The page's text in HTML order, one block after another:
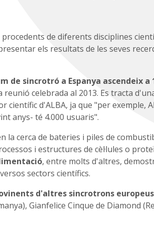
de diferents disciplines
els resultats de les seves
sincrotró a Espanya ascendeix a
celebrada al 2013. Es tracta
científic d'ALBA, ja que "per exemple,
anys- té 4.000 usuaris".
la cerca de bateries i piles de
i estructures de cèl·lules o
, entre molts d'altres,
sectors científics.
d'altres sincrotrons europeus
Gianfelice Cinque de Diamond